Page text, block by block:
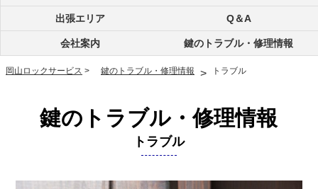
出張エリア Q＆A
会社案内 鍵のトラブル・ 修理情報
岡山ロックサービス > 鍵のトラブル・修理情報 > トラブル
鍵のトラブル・修理情報
トラブル